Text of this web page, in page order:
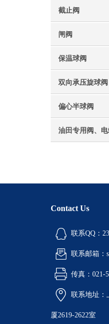
截止阀
闸阀
保温球阀
双向承压旋球阀
偏心半球阀
油田专用阀、电
Contact Us
联系QQ：
联系邮箱：
传真：021-
联系地址：
厦2619-2622室